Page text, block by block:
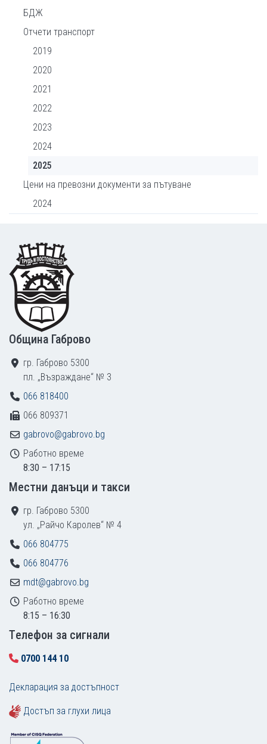
БДЖ
Отчети транспорт
2019
2020
2021
2022
2023
2024
2025
Цени на превозни документи за пътуване
2024
Footer
Община Габрово
гр. Габрово 5300
пл. „Възраждане“ № 3
066 818400
066 809371
gabrovo@gabrovo.bg
Работно време
8:30 – 17:15
Местни данъци и такси
гр. Габрово 5300
ул. „Райчо Каролев“ № 4
066 804775
066 804776
mdt@gabrovo.bg
Работно време
8:15 – 16:30
Tелефон за сигнали
0700 144 10
Декларация за достъпност
Достъп за глухи лица